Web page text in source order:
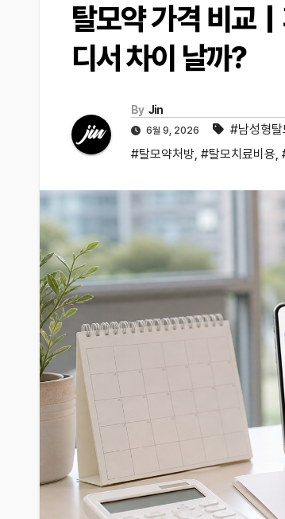
탈모약 가격 비교
디서 차이 날까?
By Jin
6월 9, 2026 #남성형탈
#탈모약처방, #탈모치료비용,